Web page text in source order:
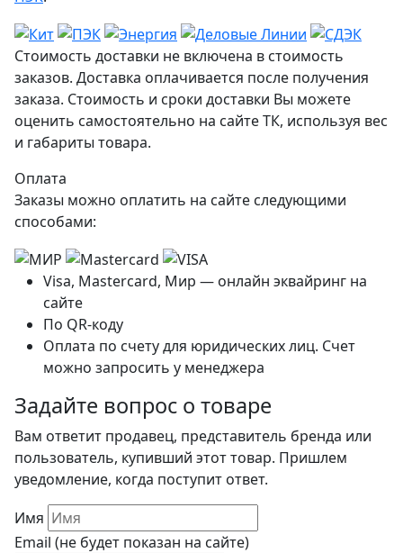
Стоимость доставки не включена в стоимость
заказов. Доставка оплачивается после получения
заказа. Стоимость и сроки доставки Вы можете
оценить самостоятельно на сайте ТК, используя вес
и габариты товара.
Оплата
Заказы можно оплатить на сайте следующими
способами:
Visa, Mastercard, Мир — онлайн эквайринг на
сайте
По QR-коду
Оплата по счету для юридических лиц. Счет
можно запросить у менеджера
Задайте вопрос о товаре
Вам ответит продавец, представитель бренда или
пользователь, купивший этот товар. Пришлем
уведомление, когда поступит ответ.
Имя
Email (не будет показан на сайте)